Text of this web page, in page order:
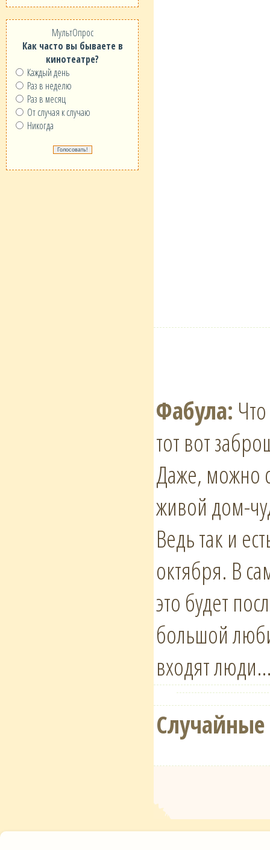
МультОпрос
Как часто вы бываете в
кинотеатре?
Каждый день
Раз в неделю
Раз в месяц
От случая к случаю
Никогда
Фабула:
тот вот
Даже, можно
живой дом-
Ведь так и
октября. В
это будет
большой
входят